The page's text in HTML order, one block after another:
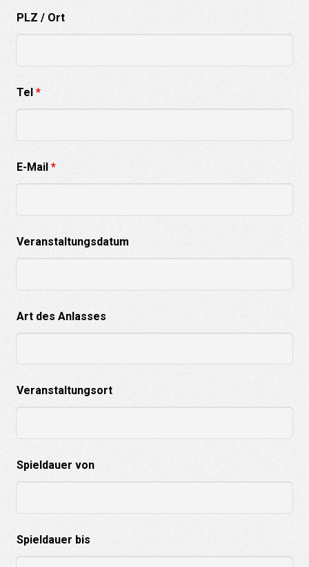
PLZ / Ort
Tel *
E-Mail *
Veranstaltungsdatum
Art des Anlasses
Veranstaltungsort
Spieldauer von
Spieldauer bis